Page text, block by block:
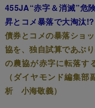
455JA“赤字＆消滅”危
昇とコメ暴落で大淘汰
債券とコメの暴落ショ
協を、独自試算であぶ
の農協が赤字に転落す
（ダイヤモンド編集
析 小海敬義）